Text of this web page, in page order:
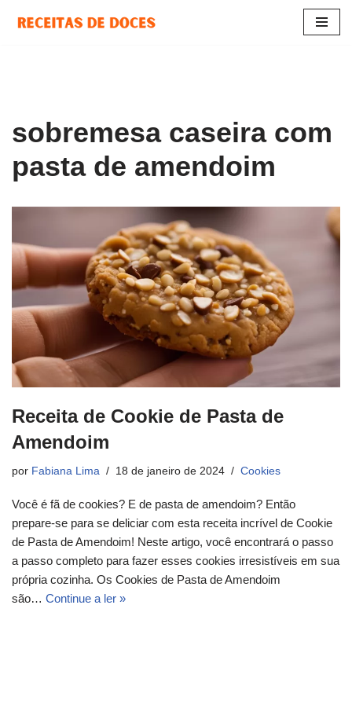
sobremesa caseira com
pasta de amendoim
Receita de Cookie de Pasta de
Amendoim
por Fabiana Lima 18 de janeiro de 2024 Cookies
Você é fã de cookies? E de pasta de amendoim? Então
prepare-se para se deliciar com esta receita incrível de Cookie
de Pasta de Amendoim! Neste artigo, você encontrará o passo
a passo completo para fazer esses cookies irresistíveis em sua
própria cozinha. Os Cookies de Pasta de Amendoim
são… Continue a ler »